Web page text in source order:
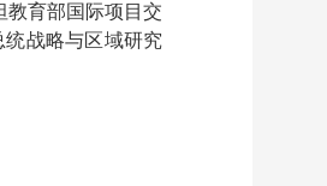
教育部国际项目交
战略与区域研究